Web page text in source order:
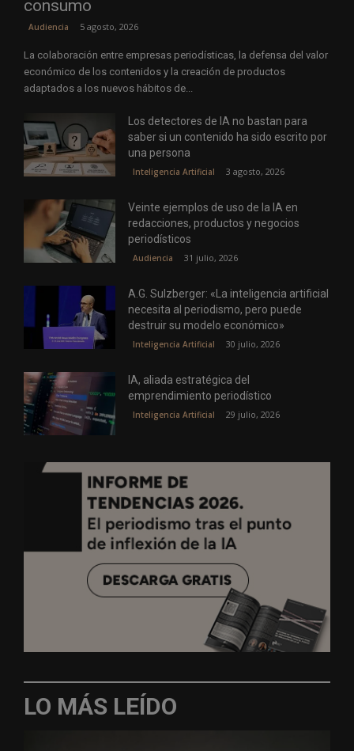
consumo
Audiencia 5 agosto, 2026
La colaboración entre empresas periodísticas, la defensa del valor
económico de los contenidos y la creación de productos
adaptados a los nuevos hábitos de...
Los detectores de IA no bastan para
saber si un contenido ha sido escrito por
una persona
Inteligencia Artificial 3 agosto, 2026
Veinte ejemplos de uso de la IA en
redacciones, productos y negocios
periodísticos
Audiencia 31 julio, 2026
A.G. Sulzberger: «La inteligencia artificial
necesita al periodismo, pero puede
destruir su modelo económico»
Inteligencia Artificial 30 julio, 2026
IA, aliada estratégica del
emprendimiento periodístico
Inteligencia Artificial 29 julio, 2026
LO MÁS LEÍDO